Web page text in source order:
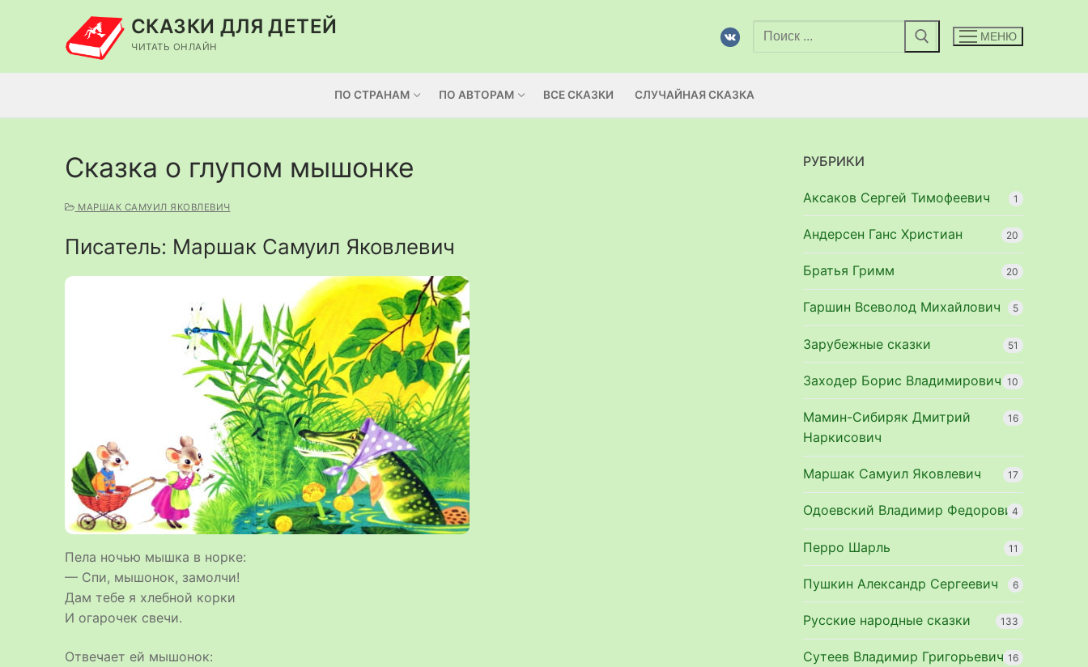
содержимому
СКАЗКИ ДЛЯ ДЕТЕЙ
ЧИТАТЬ ОНЛАЙН
Найти: МЕНЮ
ПО СТРАНАМ ПО АВТОРАМ ВСЕ СКАЗКИ СЛУЧАЙНАЯ СКАЗКА
Сказка о глупом мышонке
МАРШАК САМУИЛ ЯКОВЛЕВИЧ
Писатель: Маршак Самуил Яковлевич
Пела ночью мышка в норке:
— Спи, мышонок, замолчи!
Дам тебе я хлебной корки
И огарочек свечи.
Отвечает ей мышонок:
РУБРИКИ
Аксаков Сергей Тимофеевич 1
Андерсен Ганс Христиан 20
Братья Гримм 20
Гаршин Всеволод Михайлович 5
Зарубежные сказки 51
Заходер Борис Владимирович 10
Мамин-Сибиряк Дмитрий
Наркисович
16
Маршак Самуил Яковлевич 17
Одоевский Владимир Федорович
4
Перро Шарль 11
Пушкин Александр Сергеевич 6
Русские народные сказки 133
Сутеев Владимир Григорьевич 16